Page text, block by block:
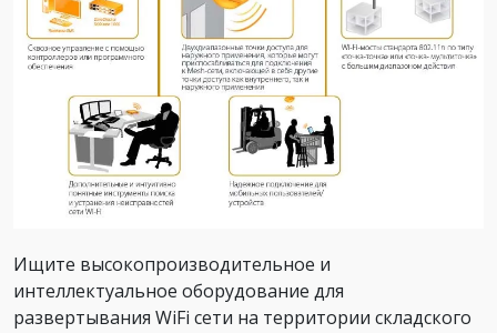
Ищите высокопроизводительное и
интеллектуальное оборудование для
развертывания WiFi сети на территории складского